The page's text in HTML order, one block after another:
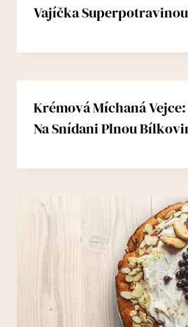
Vajíčka
Krémová Míchaná
Na Snídani Plnou